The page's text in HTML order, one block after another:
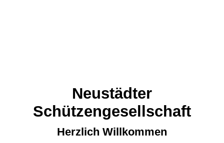
Neustädter
Schützengesellschaft
Herzlich Willkommen